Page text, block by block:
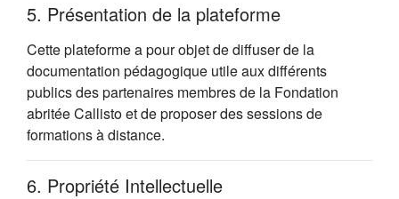
5. Présentation de la plateforme
Cette plateforme a pour objet de diffuser de la
documentation pédagogique utile aux différents
publics des partenaires membres de la Fondation
abritée Callisto et de proposer des sessions de
formations à distance.
6. Propriété Intellectuelle